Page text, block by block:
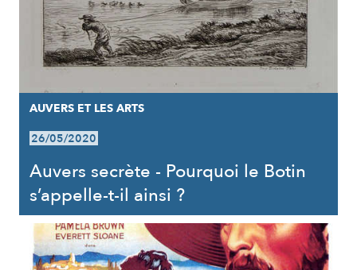
AUVERS ET LES ARTS
26/05/2020
Auvers secrète - Pourquoi le Botin
s’appelle-t-il ainsi ?